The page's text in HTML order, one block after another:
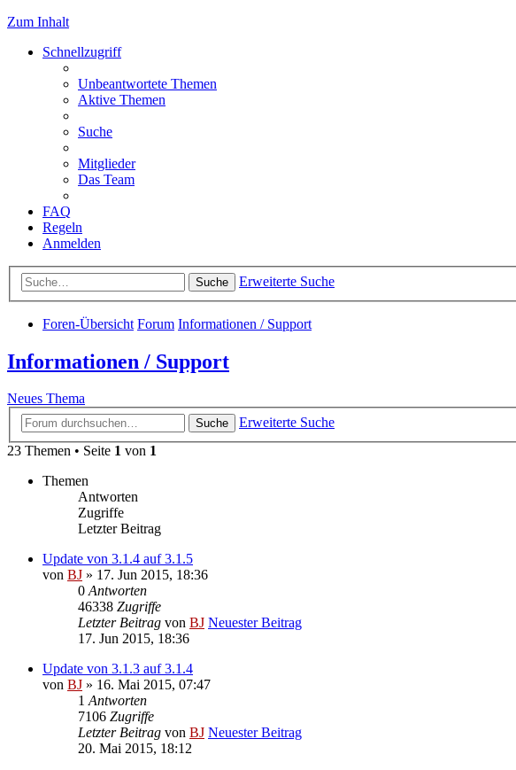
Zum Inhalt
Schnellzugriff
Unbeantwortete Themen
Aktive Themen
Suche
Mitglieder
Das Team
FAQ
Regeln
Anmelden
Suche Erweiterte Suche
Foren-Übersicht Forum Informationen / Support
Informationen / Support
Neues Thema
Suche
Erweiterte Suche
23 Themen • Seite 1 von 1
Themen
Antworten
Zugriffe
Letzter Beitrag
Update von 3.1.4 auf 3.1.5
von BJ » 17. Jun 2015, 18:36
0 Antworten
46338 Zugriffe
Letzter Beitrag von BJ Neuester Beitrag
17. Jun 2015, 18:36
Update von 3.1.3 auf 3.1.4
von BJ » 16. Mai 2015, 07:47
1 Antworten
7106 Zugriffe
Letzter Beitrag von BJ Neuester Beitrag
20. Mai 2015, 18:12